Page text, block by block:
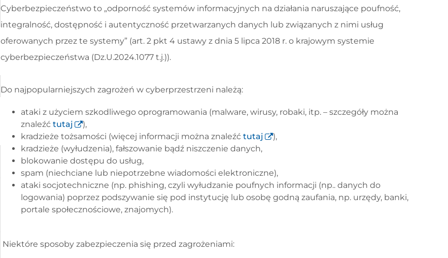
Cyberbezpieczeństwo to „odporność systemów informacyjnych na działania naruszające poufność,
integralność, dostępność i autentyczność przetwarzanych danych lub związanych z nimi usług
oferowanych przez te systemy” (art. 2 pkt 4 ustawy z dnia 5 lipca 2018 r. o krajowym systemie
cyberbezpieczeństwa (Dz.U.2024.1077 t.j.)).
Do najpopularniejszych zagrożeń w cyberprzestrzeni należą:
ataki z użyciem szkodliwego oprogramowania (malware, wirusy, robaki, itp. – szczegóły można
znaleźć tutaj
),
kradzieże tożsamości (więcej informacji można znaleźć tutaj
),
kradzieże (wyłudzenia), fałszowanie bądź niszczenie danych,
blokowanie dostępu do usług,
spam (niechciane lub niepotrzebne wiadomości elektroniczne),
ataki socjotechniczne (np. phishing, czyli wyłudzanie poufnych informacji (np.. danych do
logowania) poprzez podszywanie się pod instytucję lub osobę godną zaufania, np. urzędy, banki,
portale społecznościowe, znajomych).
Niektóre sposoby zabezpieczenia się przed zagrożeniami: